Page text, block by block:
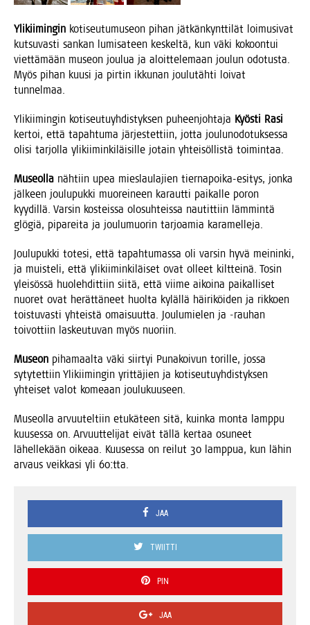
Yli­kii­min­gin koti­seu­tu­museon pihan jät­kän­kynt­ti­lät loi­musi­vat
kut­su­vas­ti san­kan lumi­sa­teen kes­kel­tä, kun väki kokoon­tui
viet­tä­mään museon jou­lua ja aloit­te­le­maan jou­lun odo­tus­ta.
Myös pihan kuusi ja pir­tin ikku­nan jou­lu­täh­ti loi­vat
tunnelmaa.
Yli­kii­min­gin koti­seu­tu­yh­dis­tyk­sen puheen­joh­ta­ja Kyös­ti Rasi
ker­toi, että tapah­tu­ma jär­jes­tet­tiin, jot­ta jou­lu­no­do­tuk­ses­sa
oli­si tar­jol­la yli­kii­min­ki­läi­sil­le jotain yhtei­söl­lis­tä toimintaa.
Museol­la näh­tiin upea mies­lau­la­jien tier­na­poi­ka-esi­tys, jon­ka
jäl­keen jou­lu­puk­ki muo­rei­neen karaut­ti pai­kal­le poron
kyy­dil­lä. Var­sin kos­teis­sa olo­suh­teis­sa nau­tit­tiin läm­min­tä
glö­giä, pipa­rei­ta ja jou­lu­muo­rin tar­joa­mia karamelleja.
Jou­lu­puk­ki tote­si, että tapah­tu­mas­sa oli var­sin hyvä mei­nin­ki,
ja muis­te­li, että yli­kii­min­ki­läi­set ovat olleet kilt­tei­nä. Tosin
ylei­sös­sä huo­leh­dit­tiin sii­tä, että vii­me aikoi­na pai­kal­li­set
nuo­ret ovat herät­tä­neet huol­ta kyläl­lä häi­ri­köi­den ja rik­koen
tois­tu­vas­ti yhteis­tä omai­suut­ta. Jou­lu­mie­len ja ‑rau­han
toi­vot­tiin las­keu­tu­van myös nuoriin.
Museon piha­maal­ta väki siir­tyi Puna­koi­vun toril­le, jos­sa
syty­tet­tiin Yli­kii­min­gin yrit­tä­jien ja koti­seu­tu­yh­dis­tyk­sen
yhtei­set valot kome­aan joulukuuseen.
Museol­la arvuu­tel­tiin etu­kä­teen sitä, kuin­ka mon­ta lamp­pu
kuuses­sa on. Arvuut­te­li­jat eivät täl­lä ker­taa osu­neet
lähel­le­kään oike­aa. Kuuses­sa on rei­lut 30 lamp­pua, kun lähin
arvaus veik­ka­si yli 60:tta.
JAA
TWIITTI
PIN
JAA